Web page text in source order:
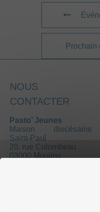
Prochain
NOUS
CONTACTER
Pasto’ Jeunes
Maison diocésaine
Saint-Paul
20, rue Colombeau
03000 Moulins